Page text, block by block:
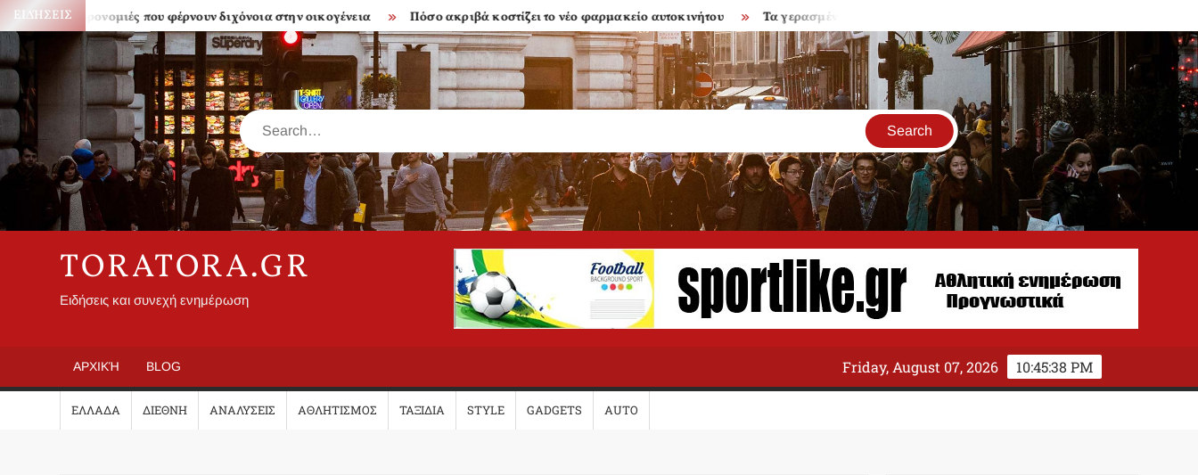
Skip
to
content
ΕΙΔΉΣΕΙΣ
Κληρονομιές που φέρνουν διχόνοια στην οικογένεια Πόσο ακριβά κοστίζει το νέο φαρμακείο αυτοκινήτου Τα γερασμένα μπαλκόνια κρύβουν παγίδες
Search
TORATORA.GR
Ειδήσεις και συνεχή ενημέρωση
ΑΡΧΙΚΉ BLOG 10:45:39 PM
Friday, August 07, 2026
ΕΛΛΑΔΑ ΔΙΕΘΝΗ ΑΝΑΛΥΣΕΙΣ ΑΘΛΗΤΙΣΜΟΣ ΤΑΞΙΔΙΑ STYLE GADGETS AUTO